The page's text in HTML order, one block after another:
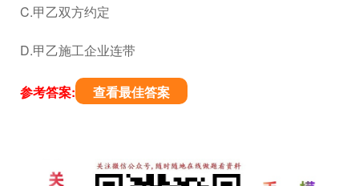
C.甲乙双方约定
D.甲乙施工企业连带
参考答案: 查看最佳答案